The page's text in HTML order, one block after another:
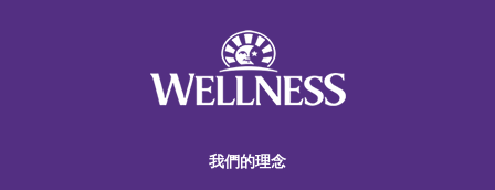
我們的理念